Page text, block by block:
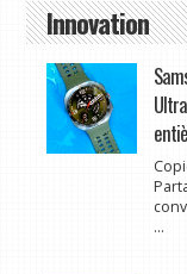
Innovation
...